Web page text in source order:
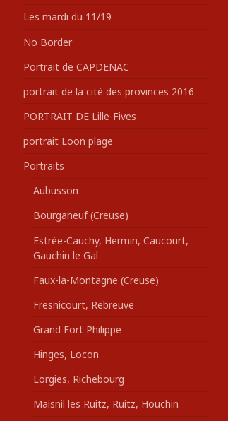
Les mardi du 11/19
No Border
Portrait de CAPDENAC
portrait de la cité des provinces 2016
PORTRAIT DE Lille-Fives
portrait Loon plage
Portraits
Aubusson
Bourganeuf (Creuse)
Estrée-Cauchy, Hermin, Caucourt,
Gauchin le Gal
Faux-la-Montagne (Creuse)
Fresnicourt, Rebreuve
Grand Fort Philippe
Hinges, Locon
Lorgies, Richebourg
Maisnil les Ruitz, Ruitz, Houchin